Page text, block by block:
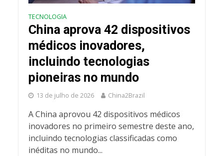
TECNOLOGIA
China aprova 42 dispositivos
médicos inovadores,
incluindo tecnologias
pioneiras no mundo
13 de julho de 2026 China2Brazil
A China aprovou 42 dispositivos médicos
inovadores no primeiro semestre deste ano,
incluindo tecnologias classificadas como
inéditas no mundo...